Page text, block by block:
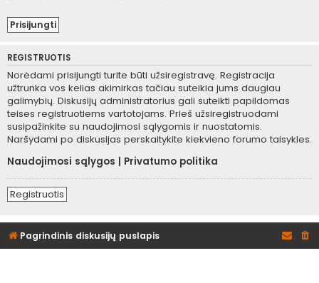
REGISTRUOTIS
Norėdami prisijungti turite būti užsiregistravę. Registracija
užtrunka vos kelias akimirkas tačiau suteikia jums daugiau
galimybių. Diskusijų administratorius gali suteikti papildomas
teises registruotiems vartotojams. Prieš užsiregistruodami
susipažinkite su naudojimosi sąlygomis ir nuostatomis.
Naršydami po diskusijas perskaitykite kiekvieno forumo taisykles.
Naudojimosi sąlygos
Privatumo politika
Registruotis
Pagrindinis diskusijų puslapis